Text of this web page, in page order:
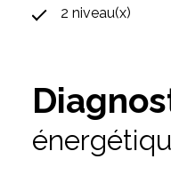
2 niveau(x)